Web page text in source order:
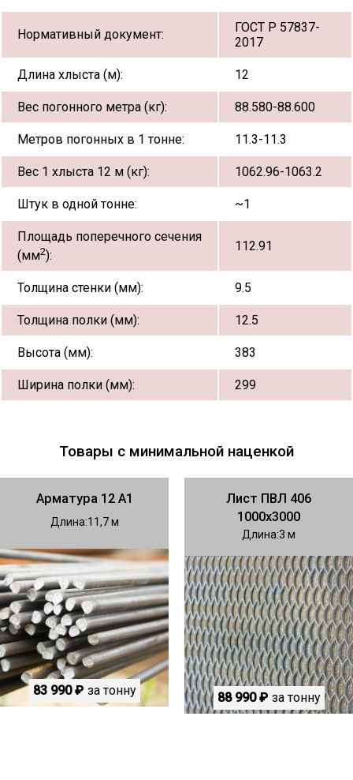
Нормативный документ:
ГОСТ Р 57837-
2017
Длина хлыста (м): 12
Вес погонного метра (кг): 88.580-88.600
Метров погонных в 1 тонне: 11.3-11.3
Вес 1 хлыста 12 м (кг): 1062.96-1063.2
Штук в одной тонне: ~1
Площадь поперечного сечения
(мм2):
112.91
Толщина стенки (мм): 9.5
Толщина полки (мм): 12.5
Высота (мм): 383
Ширина полки (мм): 299
Товары с минимальной наценкой
Арматура 12 А1
Длина 11,7
83 990 ₽ за тонну
Лист ПВЛ 406
1000х3000
Длина 3
88 990 ₽ за тонну